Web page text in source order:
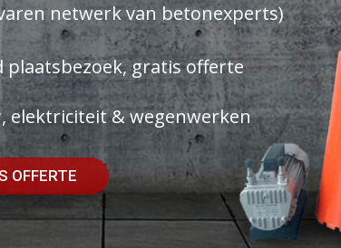
netwerk van betonexperts)
gratis offerte
elektriciteit & wegenwerken
OFFERTE